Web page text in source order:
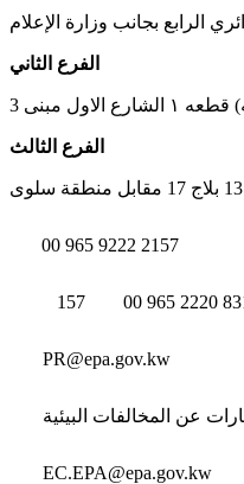
الرابع بجانب وزارة الإعلام
الفرع الثاني
مبنى 3
الفرع الثالث
00 965 9222 2157
157 00 965 2220
PR@epa.gov.kw
عن المخالفات البيئية
EC.EPA@epa.gov.kw